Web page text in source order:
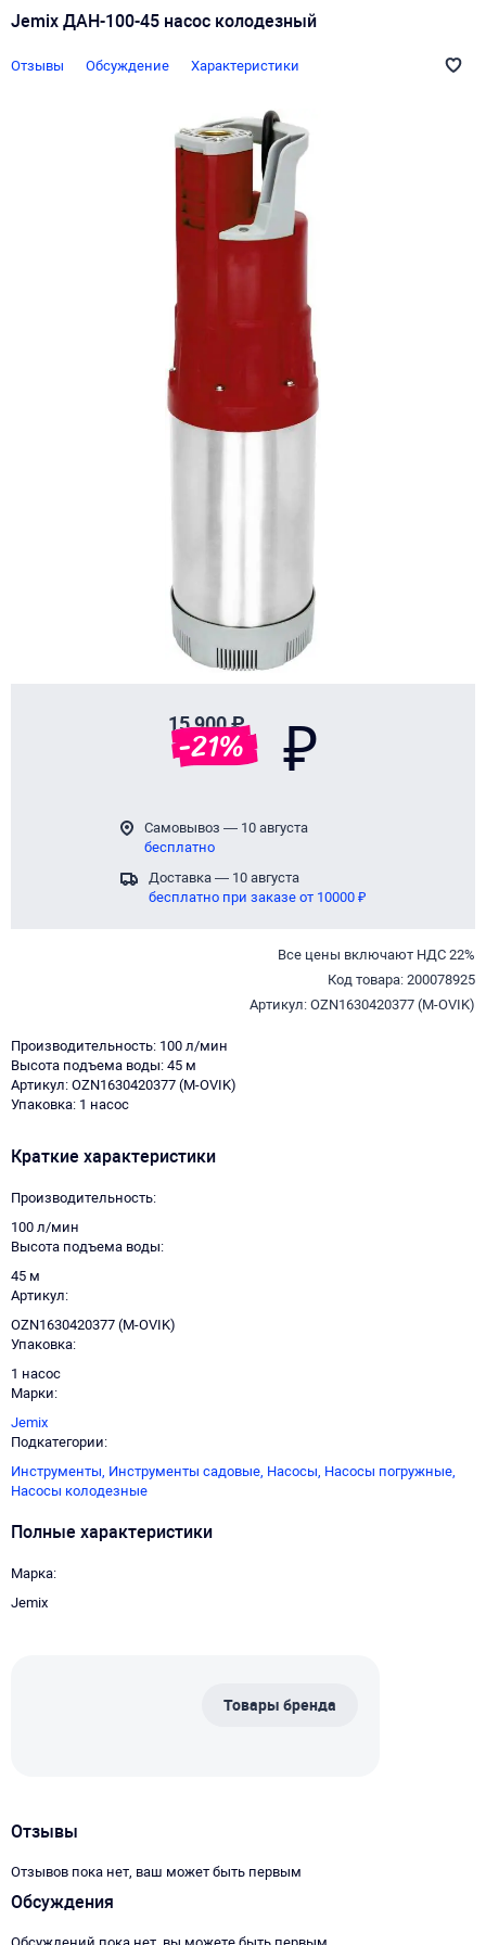
Jemix ДАН-100-45 насос колодезный
Отзывы Обсуждение Характеристики
15 900 ₽
-21% ₽
Самовывоз — 10 августа
бесплатно
Доставка — 10 августа
бесплатно при заказе от 10000 ₽
Все цены включают НДС 22%
Код товара: 200078925
Артикул: OZN1630420377 (M-OVIK)
Производительность: 100 л/мин
Высота подъема воды: 45 м
Артикул: OZN1630420377 (M-OVIK)
Упаковка: 1 насос
Краткие характеристики
Производительность
100 л/мин
Высота подъема воды
45 м
Артикул
OZN1630420377 (M-OVIK)
Упаковка
1 насос
Марки
Jemix
Подкатегории
Инструменты, Инструменты садовые, Насосы, Насосы погружные,
Насосы колодезные
Полные характеристики
Марка
Jemix
Товары бренда
Отзывы
Отзывов пока нет, ваш может быть первым
Обсуждения